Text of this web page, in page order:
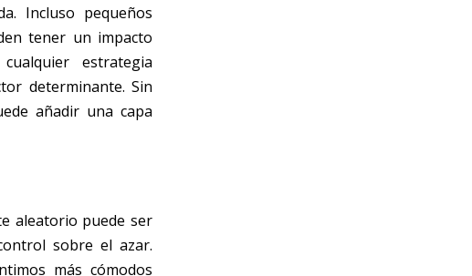
Incluso pequeños
tener un impacto
estrategia
determinante. Sin
añadir una capa
aleatorio puede ser
sobre el azar.
más cómodos